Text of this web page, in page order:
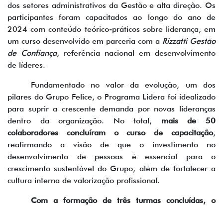
dos setores administrativos da Gestão e alta direção. Os
participantes foram capacitados ao longo do ano de
2024 com conteúdo teórico-práticos sobre liderança, em
um curso desenvolvido em parceria com a Rizzatti Gestão
de Confiança, referência nacional em desenvolvimento
de líderes.
Fundamentado no valor da evolução, um dos
pilares do Grupo Felice, o Programa Lidera foi idealizado
para suprir a crescente demanda por novas lideranças
dentro da organização. No total, mais de 50
colaboradores concluíram o curso de capacitação,
reafirmando a visão de que o investimento no
desenvolvimento de pessoas é essencial para o
crescimento sustentável do Grupo, além de fortalecer a
cultura interna de valorização profissional.
Com a formação de três turmas concluídas, o